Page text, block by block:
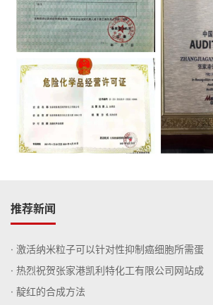
推荐新闻
· 激活纳米粒子可以针对性抑制癌细胞所需蛋
白质
· 热烈祝贺张家港凯利特化工有限公司网站成
功上线！
· 靛红的合成方法